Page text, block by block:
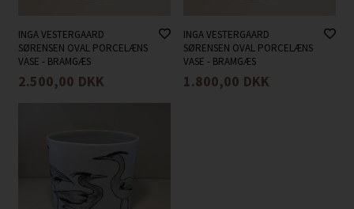
INGA VESTERGAARD
SØRENSEN OVAL PORCELÆNS
VASE - BRAMGÆS
2.500,00 DKK
INGA VESTERGAARD
SØRENSEN OVAL PORCELÆNS
VASE - BRAMGÆS
1.800,00 DKK